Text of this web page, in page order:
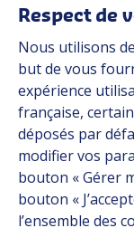
Marchés
Solutions
Ressources
À propos
Carrière
Contact
Suivez-nous
Respect de
Nous utilisons
but de vous
expérience
française,
déposés par
modifier vos
bouton « Gérer
bouton «
l’ensemble des